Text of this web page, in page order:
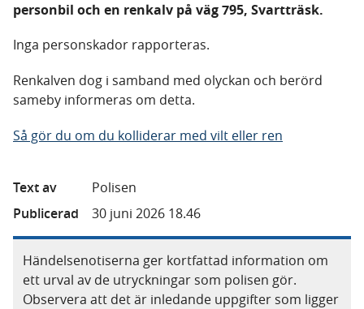
personbil och en renkalv på väg 795, Svartträsk.
Inga personskador rapporteras.
Renkalven dog i samband med olyckan och berörd
sameby informeras om detta.
Så gör du om du kolliderar med vilt eller ren
Text av
Polisen
Publicerad
30 juni 2026 18.46
Händelsenotiserna ger kortfattad information om
ett urval av de utryckningar som polisen gör.
Observera att det är inledande uppgifter som ligger